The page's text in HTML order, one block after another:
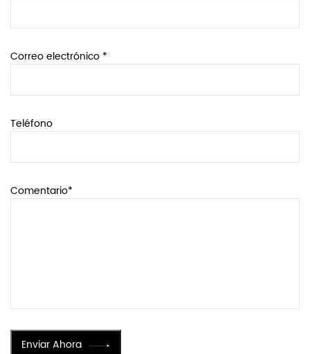
Correo electrónico *
Teléfono
Comentario*
Enviar Ahora